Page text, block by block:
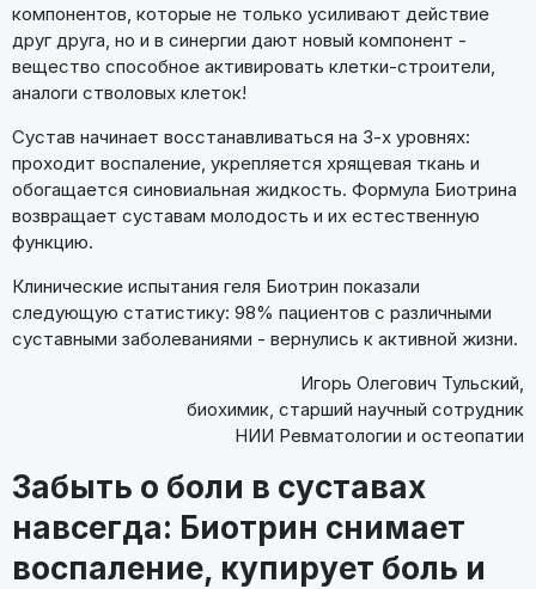
компонентов, которые не только усиливают действие
друг друга, но и в синергии дают новый компонент -
вещество способное активировать клетки-строители,
аналоги стволовых клеток!
Сустав начинает восстанавливаться на 3-х уровнях:
проходит воспаление, укрепляется хрящевая ткань и
обогащается синовиальная жидкость. Формула Биотрина
возвращает суставам молодость и их естественную
функцию.
Клинические испытания геля Биотрин показали
следующую статистику: 98% пациентов с различными
суставными заболеваниями - вернулись к активной жизни.
Игорь Олегович Тульский,
биохимик, старший научный сотрудник
НИИ Ревматологии и остеопатии
Забыть о боли в суставах
навсегда: Биотрин снимает
воспаление, купирует боль и